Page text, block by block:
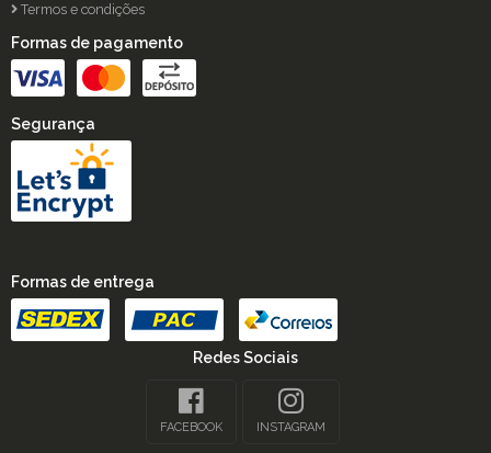
Termos e condições
Formas de pagamento
Segurança
Formas de entrega
Redes Sociais
FACEBOOK INSTAGRAM